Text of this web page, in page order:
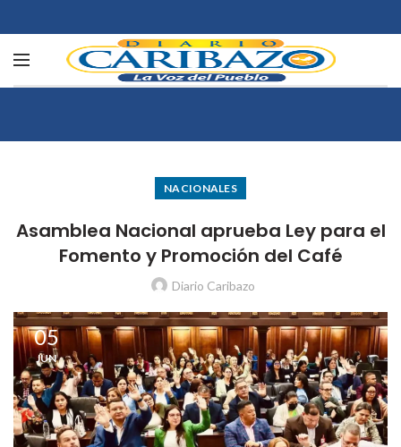
NACIONALES
Asamblea Nacional aprueba Ley para el
Fomento y Promoción del Café
Diario Caribazo
05
JUN